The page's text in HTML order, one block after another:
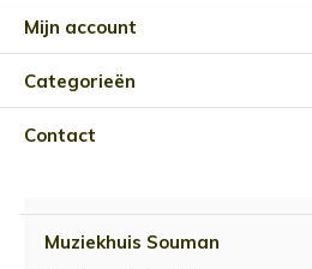
Mijn account
Categorieën
Contact
Muziekhuis Souman